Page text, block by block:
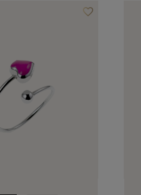
favorite_borderAjouter à vos favoris